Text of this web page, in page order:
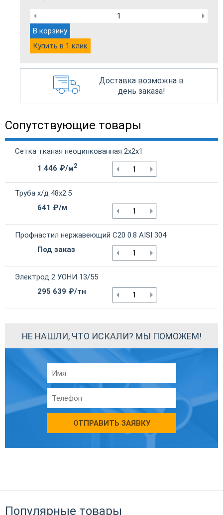
В корзину
Купить в 1 клик
Доставка возможна в
день заказа!
Сопутствующие товары
Сетка тканая неоцинкованная 2х2х1
1 446 ₽/м2
Труба х/д 48х2.5
641 ₽/м
Профнастил нержавеющий С20 0.8 AISI 304
Под заказ
Электрод 2 УОНИ 13/55
295 639 ₽/тн
НЕ НАШЛИ, ЧТО ИСКАЛИ? МЫ ПОМОЖЕМ!
ОТПРАВИТЬ ЗАЯВКУ
Популярные товары